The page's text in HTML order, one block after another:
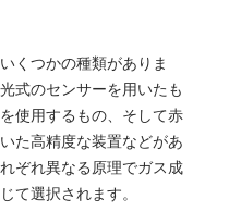
くつかの種類がありま
式のセンサーを用いたも
使用するもの、そして赤
た高精度な装置などがあ
ぞれ異なる原理でガス成
て選択されます。